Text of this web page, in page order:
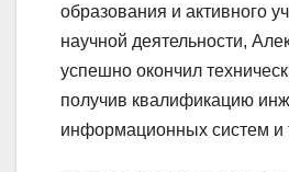
образования и активного
научной деятельности,
успешно окончил
получив квалификацию
информационных систем и